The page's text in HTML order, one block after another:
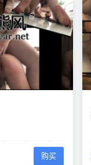
购买